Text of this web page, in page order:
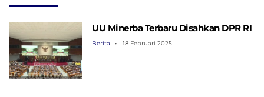
UU Minerba Terbaru Disahkan DPR RI
Berita 18 Februari 2025